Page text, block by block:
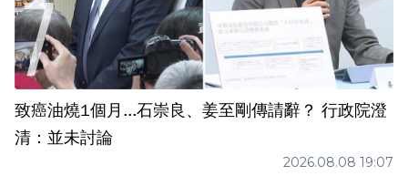
致癌油燒1個月...石崇良、姜至剛傳請辭？ 行政院澄
清：並未討論
2026.08.08 19:07